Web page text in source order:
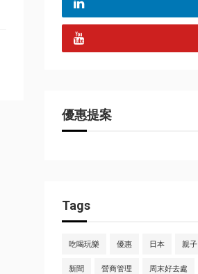
優惠提案
Tags
吃喝玩樂 優惠 日本 親子
新聞 營商管理 周末好去處